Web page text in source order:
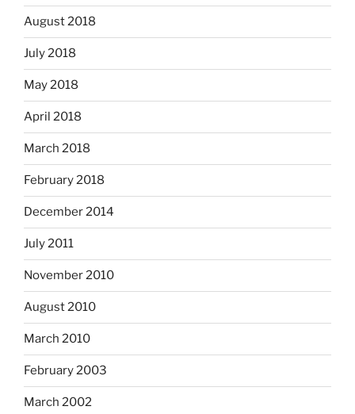
August 2018
July 2018
May 2018
April 2018
March 2018
February 2018
December 2014
July 2011
November 2010
August 2010
March 2010
February 2003
March 2002